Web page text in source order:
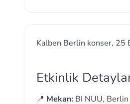
Kalben Berlin konser, 25
Etkinlik
📍 Mekan: BI NUU, Berlin